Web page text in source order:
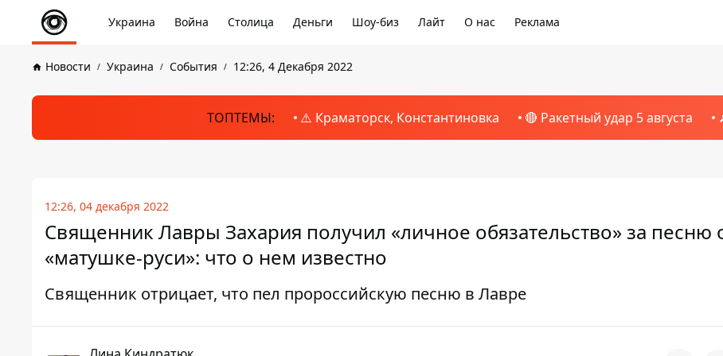
Украина Война Столица Деньги Шоу-биз Лайт О нас Реклама
Новости Украина События 12:26, 4 Декабря 2022
ТОПТЕМЫ: ⚠️ Краматорск, Константиновка 🔴 Ракетный удар 5 августа
12:26, 04 декабря 2022
Священник Лавры Захария получил «личное обязательство» за песню
«матушке-руси»: что о нем известно
Священник отрицает, что пел пророссийскую песню в Лавре